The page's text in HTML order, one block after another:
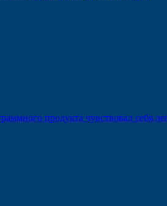
продукта чувствовал себя